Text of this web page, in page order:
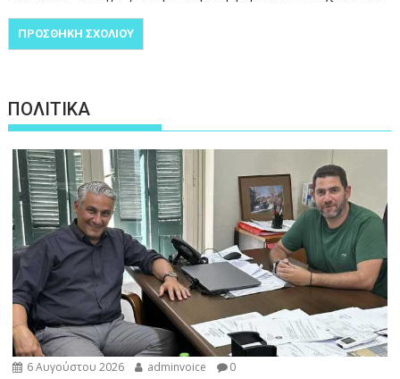
ΠΟΛΙΤΙΚΑ
6 Αυγούστου 2026 adminvoice 0